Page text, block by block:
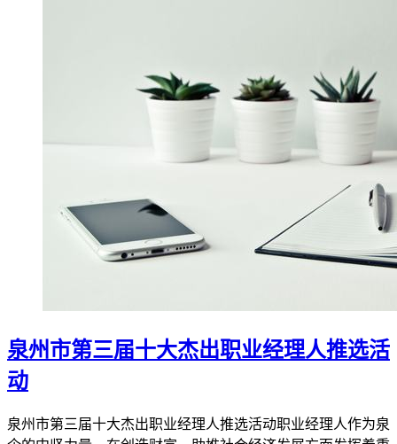
泉州市第三届十大杰出职业经理人推选活
动
泉州市第三届十大杰出职业经理人推选活动职业经理人作为泉